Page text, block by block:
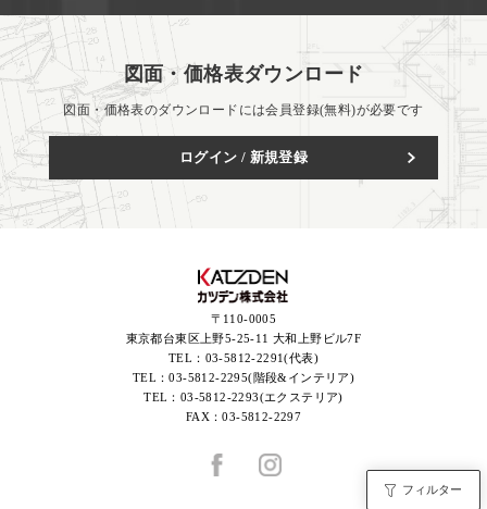
図面・価格表ダウンロード
図面・価格表のダウンロードには会員登録(無料)が必要です
ログイン / 新規登録
〒110-0005
東京都台東区上野5-25-11 大和上野ビル7F
TEL： 03-5812-2291(代表)
TEL：03-5812-2295(階段&インテリア)
TEL： 03-5812-2293(エクステリア)
FAX：03-5812-2297